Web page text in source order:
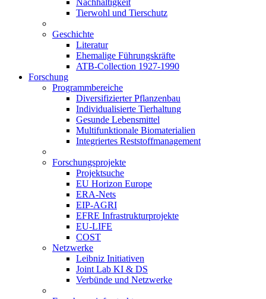
Nachhaltigkeit
Tierwohl und Tierschutz
Geschichte
Literatur
Ehemalige Führungskräfte
ATB-Collection 1927-1990
Forschung
Programmbereiche
Diversifizierter Pflanzenbau
Individualisierte Tierhaltung
Gesunde Lebensmittel
Multifunktionale Biomaterialien
Integriertes Reststoffmanagement
Forschungsprojekte
Projektsuche
EU Horizon Europe
ERA-Nets
EIP-AGRI
EFRE Infrastrukturprojekte
EU-LIFE
COST
Netzwerke
Leibniz Initiativen
Joint Lab KI & DS
Verbünde und Netzwerke